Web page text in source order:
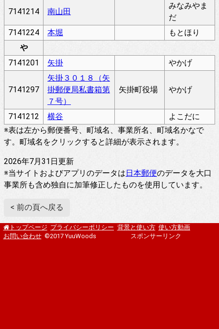
7141214 南山田
みなみやま
だ
7141224
本堀
もとほり
や
7141201
矢掛 やかげ
7141297
矢掛３０１８（矢
掛郵便局私書箱第
７号）
矢掛町役場 やかげ
7141212 横谷
よこだに
※表は左から郵便番号、町域名、事業所名、町域名かなで
す。町域名をクリックすると詳細が表示されます。
2026年7月31日更新
※当サイトおよびアプリのデータは日本郵便のデータを大口
事業所も含め独自に加筆修正したものを使用しています。
< 前の頁へ戻る
トップページ プライバシーポリシー 背景と使い方 使い方動画
お問い合わせ ©2017 YuuWoods スポンサーリンク